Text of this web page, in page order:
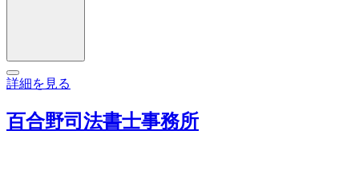
詳細を見る
百合野司法書士事務所